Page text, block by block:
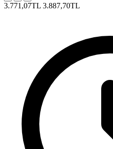
3.771,07TL 3.887,70TL